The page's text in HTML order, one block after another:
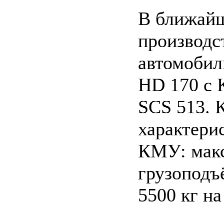
В
HD 170 с
SCS 513.
КМУ:
5500 кг